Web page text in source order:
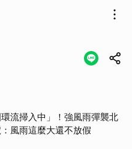
流掃入中」！強風雨彈襲北
風雨這麼大還不放假